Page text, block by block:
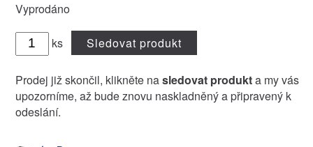
Vyprodáno
ks Sledovat produkt
Prodej již skončil, klikněte nasledovat produkta my vás
upozorníme, až bude znovu naskladněný a připravený k
odeslání.